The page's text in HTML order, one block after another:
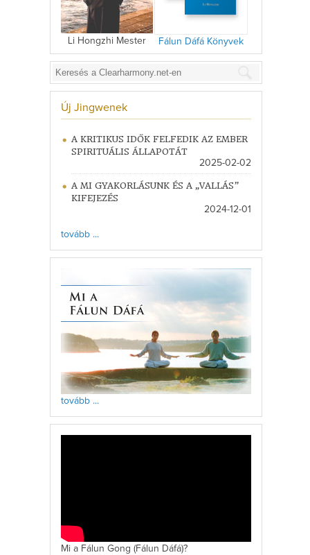
Li Hongzhi Mester Fálun Dáfá Könyvek
Új Jingwenek
A KRITIKUS IDŐK FELFEDIK AZ EMBER
SPIRITUÁLIS ÁLLAPOTÁT
2025-02-02
A MI GYAKORLÁSUNK ÉS A „VALLÁS”
KIFEJEZÉS
2024-12-01
tovább ...
tovább ...
Mi a Fálun Gong (Fálun Dáfá)?